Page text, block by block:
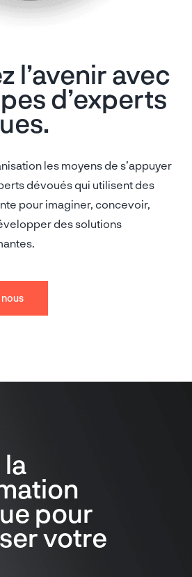
l’avenir avec
d’experts
les moyens de s’appuyer
dévoués qui utilisent des
pour imaginer, concevoir,
des solutions
nous
pour
votre